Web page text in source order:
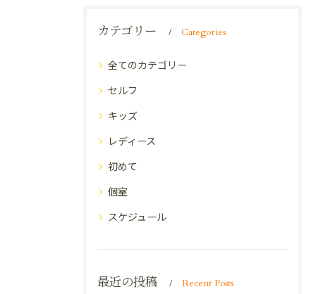
カテゴリー Categories
全てのカテゴリー
セルフ
キッズ
レディース
初めて
個室
スケジュール
最近の投稿 Recent Posts